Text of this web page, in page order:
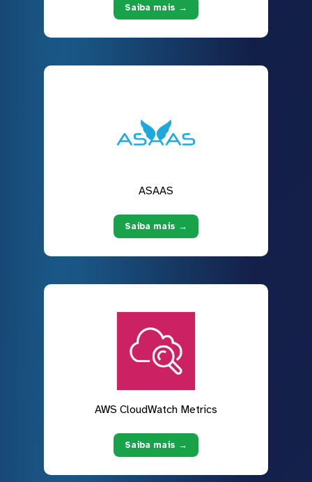
Saiba mais →
ASAAS
Saiba mais →
AWS CloudWatch Metrics
Saiba mais →